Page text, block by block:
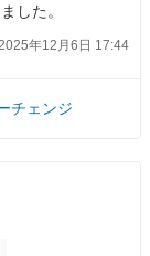
した。
年12月6日 17:44
チェンジ